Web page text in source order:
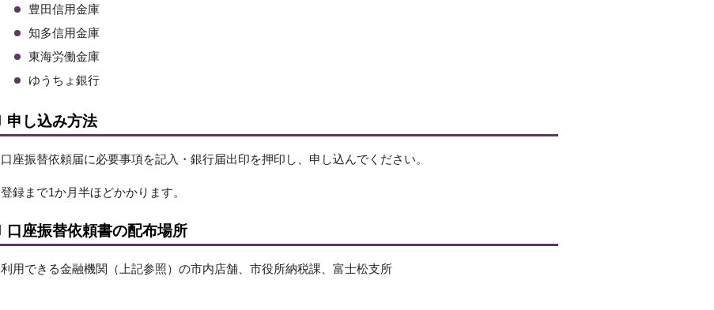
豊田信用金庫
知多信用金庫
東海労働金庫
ゆうちょ銀行
申し込み方法
口座振替依頼届に必要事項を記入・銀行届出印を押印し、申し込んでください。
登録まで1か月半ほどかかります。
口座振替依頼書の配布場所
利用できる金融機関（上記参照）の市内店舗、市役所納税課、富士松支所